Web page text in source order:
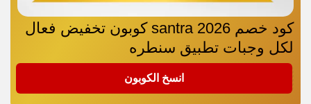
كود خصم santra 2026 كوبون تخفيض فعال
لكل وجبات تطبيق سنطره
انسخ الكوبون